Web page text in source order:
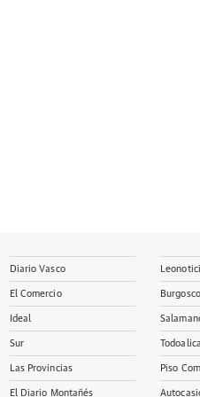
Diario Vasco
El Comercio
Ideal
Sur
Las Provincias
El Diario Montañés
Piso